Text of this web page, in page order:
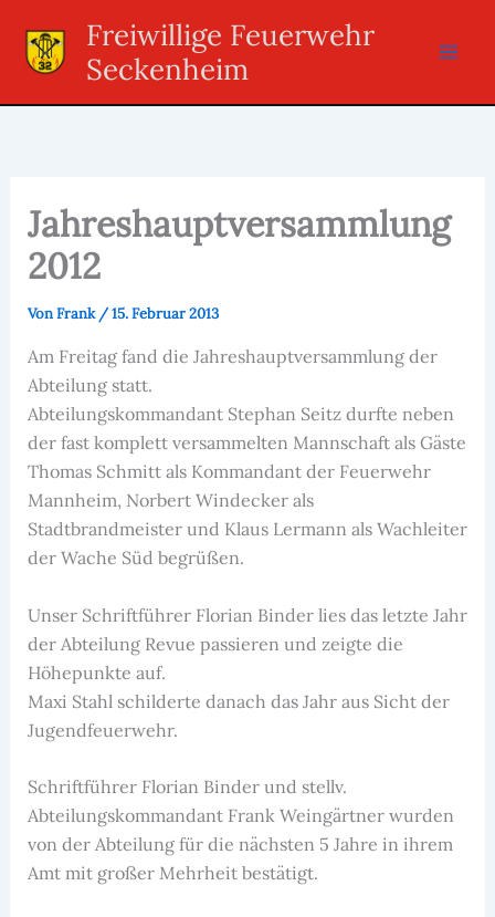
Inhalt
springen
Freiwillige Feuerwehr
Seckenheim
Jahreshauptversammlung
2012
VonFrank /15. Februar 2013
Am Freitag fand die Jahreshauptversammlung der
Abteilung statt.
Abteilungskommandant Stephan Seitz durfte neben
der fast komplett versammelten Mannschaft als Gäste
Thomas Schmitt als Kommandant der Feuerwehr
Mannheim, Norbert Windecker als
Stadtbrandmeister und Klaus Lermann als Wachleiter
der Wache Süd begrüßen.
Unser Schriftführer Florian Binder lies das letzte Jahr
der Abteilung Revue passieren und zeigte die
Höhepunkte auf.
Maxi Stahl schilderte danach das Jahr aus Sicht der
Jugendfeuerwehr.
Schriftführer Florian Binder und stellv.
Abteilungskommandant Frank Weingärtner wurden
von der Abteilung für die nächsten 5 Jahre in ihrem
Amt mit großer Mehrheit bestätigt.